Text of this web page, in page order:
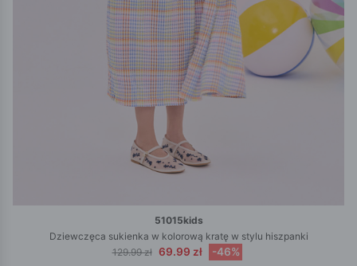
51015kids
Dziewczęca sukienka w kolorową kratę w stylu hiszpanki
129.99 zł 69.99 zł -46%